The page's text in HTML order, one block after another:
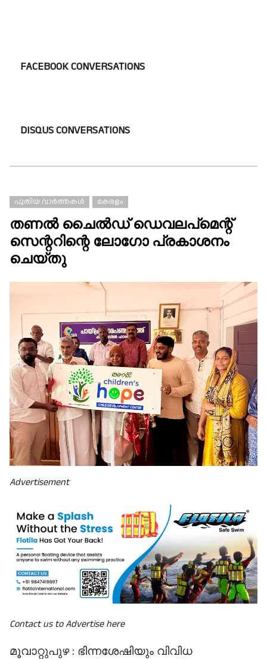
FACEBOOK CONVERSATIONS
DISQUS CONVERSATIONS
പുതിയ വാർത്തകൾ കേരളം
തണൽ ചൈൽഡ് ഡെവലപ്‌മെന്റ്
സെന്ററിന്റെ ലോഗോ പ്രകാശനം
ചെയ്തു
Advertisement
Contact us to Advertise here
മൂവാറ്റുപുഴ : ഭിന്നശേഷിയും വിവിധ